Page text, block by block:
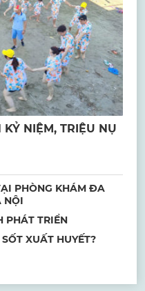
NIỆM, TRIỆU NỤ
PHÒNG KHÁM ĐA
NỘI
PHÁT TRIỂN
XUẤT HUYẾT?